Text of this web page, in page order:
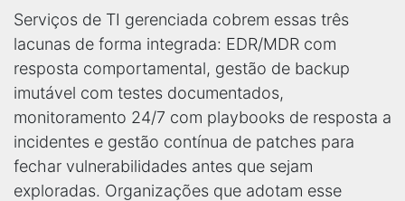
Serviços de TI gerenciada cobrem essas três
lacunas de forma integrada: EDR/MDR com
resposta comportamental, gestão de backup
imutável com testes documentados,
monitoramento 24/7 com playbooks de resposta a
incidentes e gestão contínua de patches para
fechar vulnerabilidades antes que sejam
exploradas. Organizações que adotam esse